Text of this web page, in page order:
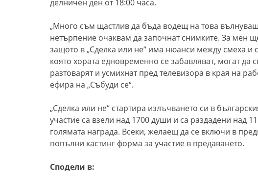
делничен ден от 18:00 часа.
„Много съм щастлив да бъда водещ на това
нетърпение очаквам да започнат снимките. За мен
защото в „Сделка или не“ има нюанси между смеха и
която хората едновременно се забавляват, могат да
разтоварят и усмихнат пред телевизора в края на
ефира на „Събуди се“.
„Сделка или не“ стартира излъчването си в
участие са взели над 1700 души и са раздадени над
голямата награда. Всеки, желаещ да се включи в
попълни кастинг форма за участие в предаването.
Сподели в: